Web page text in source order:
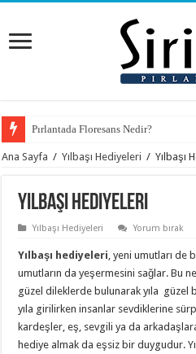
Pırlantada Floresans Nedir?
Ana Sayfa / Yılbaşı Hediyeleri / Yılbaşı
Yılbaşı Hediyeleri
Yılbaşı Hediyeleri Yorum bırak
Yılbaşı hediyeleri, yeni umutları de
umutların da yeşermesini sağlar. Bu
güzel dileklerde bulunarak yıla güzel
yıla girilirken insanlar sevdiklerine
kardeşler, eş, sevgili ya da
hediye almak da eşsiz bir duygudur.